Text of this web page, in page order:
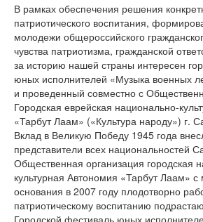
В рамках обеспечения решения
патриотического воспитания,
молодежи общероссийского
чувства патриотизма, гражданской
за историю нашей страны интересен
юных исполнителей «Музыка военных
и проведенный совместно с
Городская еврейская национально-
«Тарбут Лаам» («Культура народу») г.
Вклад в Великую Победу 1945 года
представители всех национальностей
Общественная организация городская
культурная Автономия «Тарбут Лаам» с
основания в 2007 году плодотворно
патриотическому воспитанию
Городской фестиваль юных